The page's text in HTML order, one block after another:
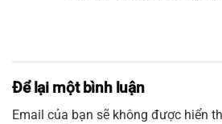
Để lại một bình luận
Email của bạn sẽ không được hiển